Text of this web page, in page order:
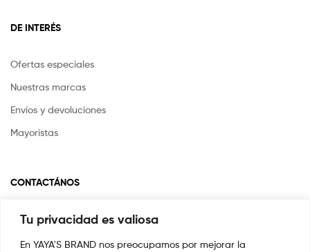
Tu privacidad es valiosa
En YAYA'S BRAND nos preocupamos por mejorar la
DE INTERÉS
Ofertas especiales
Nuestras marcas
Envíos y devoluciones
Mayoristas
CONTACTÁNOS
Si tienes alguna pregunta o inquietud escríbenos a